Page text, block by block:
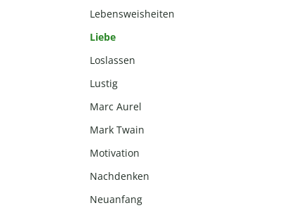
Lebensweisheiten
Liebe
Loslassen
Lustig
Marc Aurel
Mark Twain
Motivation
Nachdenken
Neuanfang